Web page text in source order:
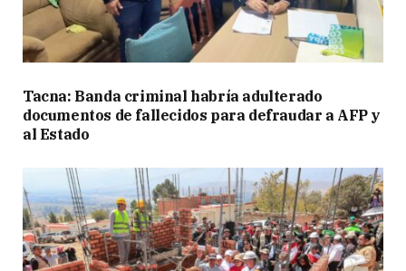
Tacna: Banda criminal habría adulterado
documentos de fallecidos para defraudar a AFP y
al Estado